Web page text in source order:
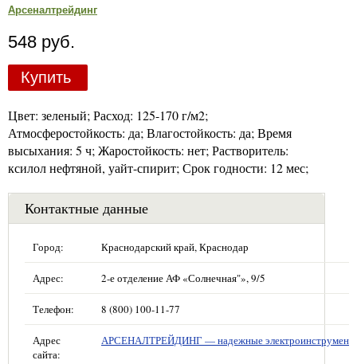
Арсеналтрейдинг
548 руб.
Купить
Цвет: зеленый; Расход: 125-170 г/м2;
Атмосферостойкость: да; Влагостойкость: да; Время
высыхания: 5 ч; Жаростойкость: нет; Растворитель:
ксилол нефтяной, уайт-спирит; Срок годности: 12 мес;
Контактные данные
Город: Краснодарский край, Краснодар
Адрес: 2-е отделение АФ «Солнечная"», 9/5
Телефон: 8 (800) 100-11-77
Адрес
сайта:
АРСЕНАЛТРЕЙДИНГ — надежные